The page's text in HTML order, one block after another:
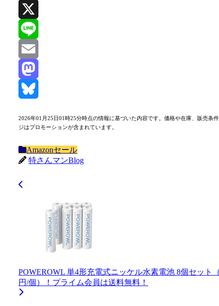
X
Line
Email
Mastodon
2026年01月25日01時25分時点の情報に基づいた内容です。価格や在庫、販売
ジはプロモーションが含まれています。
Amazonセール
特さんマンBlog
POWEROWL 単4形充電式ニッケル水素電池 8個セット
円/個）！プライム会員は送料無料！